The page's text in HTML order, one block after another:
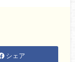
シェア